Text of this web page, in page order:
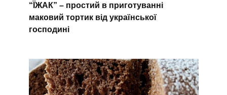
“ЇЖАК” – простий в приготуванні
маковий тортик від української
господині